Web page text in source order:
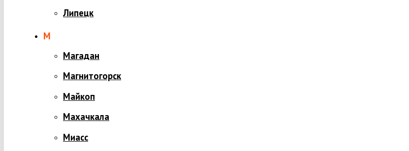
Липецк
М
Магадан
Магнитогорск
Майкоп
Махачкала
Миасс